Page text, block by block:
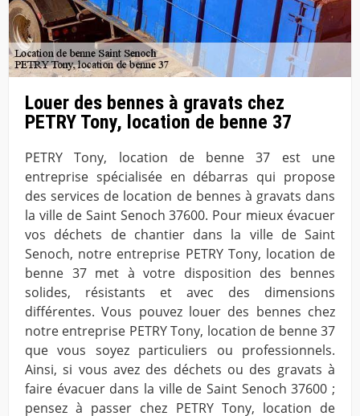
Louer des bennes à gravats chez
PETRY Tony, location de benne 37
PETRY Tony, location de benne 37 est une
entreprise spécialisée en débarras qui propose
des services de location de bennes à gravats dans
la ville de Saint Senoch 37600. Pour mieux évacuer
vos déchets de chantier dans la ville de Saint
Senoch, notre entreprise PETRY Tony, location de
benne 37 met à votre disposition des bennes
solides, résistants et avec des dimensions
différentes. Vous pouvez louer des bennes chez
notre entreprise PETRY Tony, location de benne 37
que vous soyez particuliers ou professionnels.
Ainsi, si vous avez des déchets ou des gravats à
faire évacuer dans la ville de Saint Senoch 37600 ;
pensez à passer chez PETRY Tony, location de